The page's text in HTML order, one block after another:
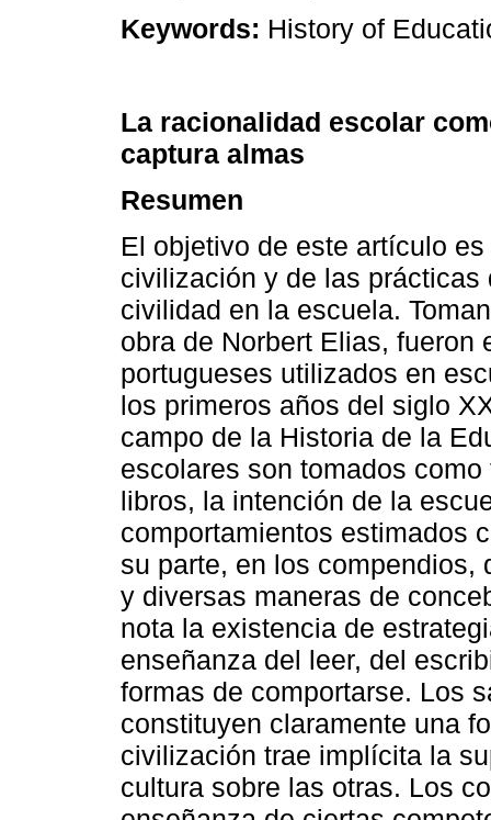
Keywords: History of
La racionalidad escolar
captura almas
Resumen
El objetivo de este artículo
civilización y de las
civilidad en la escuela.
obra de Norbert Elias,
portugueses utilizados en
los primeros años del siglo
campo de la Historia de la
escolares son tomados
libros, la intención de la
comportamientos estimados
su parte, en los compendios,
y diversas maneras de
nota la existencia de
enseñanza del leer, del
formas de comportarse. Los
constituyen claramente una
civilización trae implícita la
cultura sobre las otras. Los